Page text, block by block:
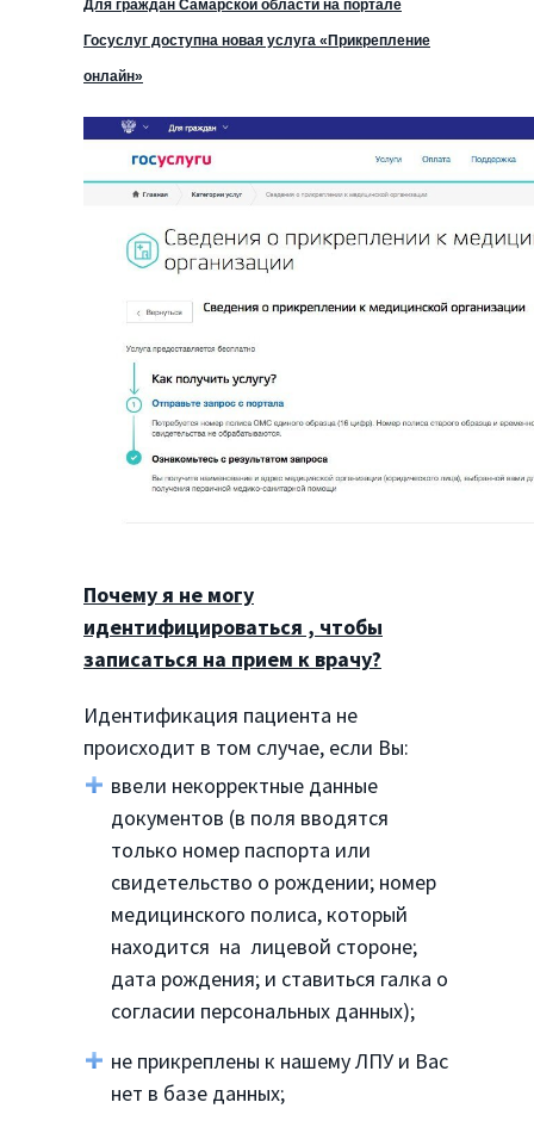
Для граждан Самарской области на портале
Госуслуг доступна новая услуга «Прикрепление
онлайн»
Почему я не могу
идентифицироваться , чтобы
записаться на прием к врачу?
Идентификация пациента не
происходит в том случае, если Вы:
ввели некорректные данные
документов (в поля вводятся
только номер паспорта или
свидетельство о рождении; номер
медицинского полиса, который
находится на лицевой стороне;
дата рождения; и ставиться галка о
согласии персональных данных);
не прикреплены к нашему ЛПУ и Вас
нет в базе данных;